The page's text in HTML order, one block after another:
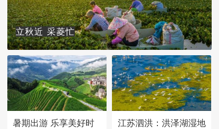
立秋近 采菱忙
暑期出游 乐享美好时
江苏泗洪：洪泽湖湿地